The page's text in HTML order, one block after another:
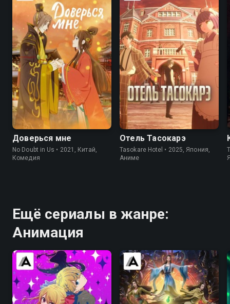
7.9
Доверься мне
No Doubt in Us • 2021, Китай,
Комедия
7.9 6.6
Отель Тасокарэ
Tasokare Hotel • 2025, Япония,
Аниме
Ещё сериалы в жанре:
Анимация